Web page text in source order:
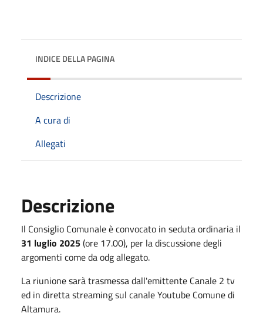
INDICE DELLA PAGINA
Descrizione
A cura di
Allegati
Descrizione
Il Consiglio Comunale è convocato in seduta ordinaria il
31 luglio 2025(ore 17.00), per la discussione degli
argomenti come da odg allegato.
La riunione sarà trasmessa dall'emittente Canale 2 tv
ed in diretta streaming sul canale Youtube Comune di
Altamura.